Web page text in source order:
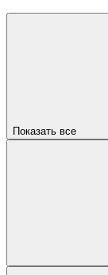
Показать все